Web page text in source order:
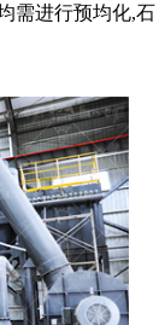
需进行预均化,石